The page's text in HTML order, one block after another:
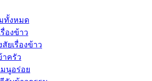
ทั้งหมด
องข้าว
ยเรื่องข้าว
าครัว
มนูอร่อย